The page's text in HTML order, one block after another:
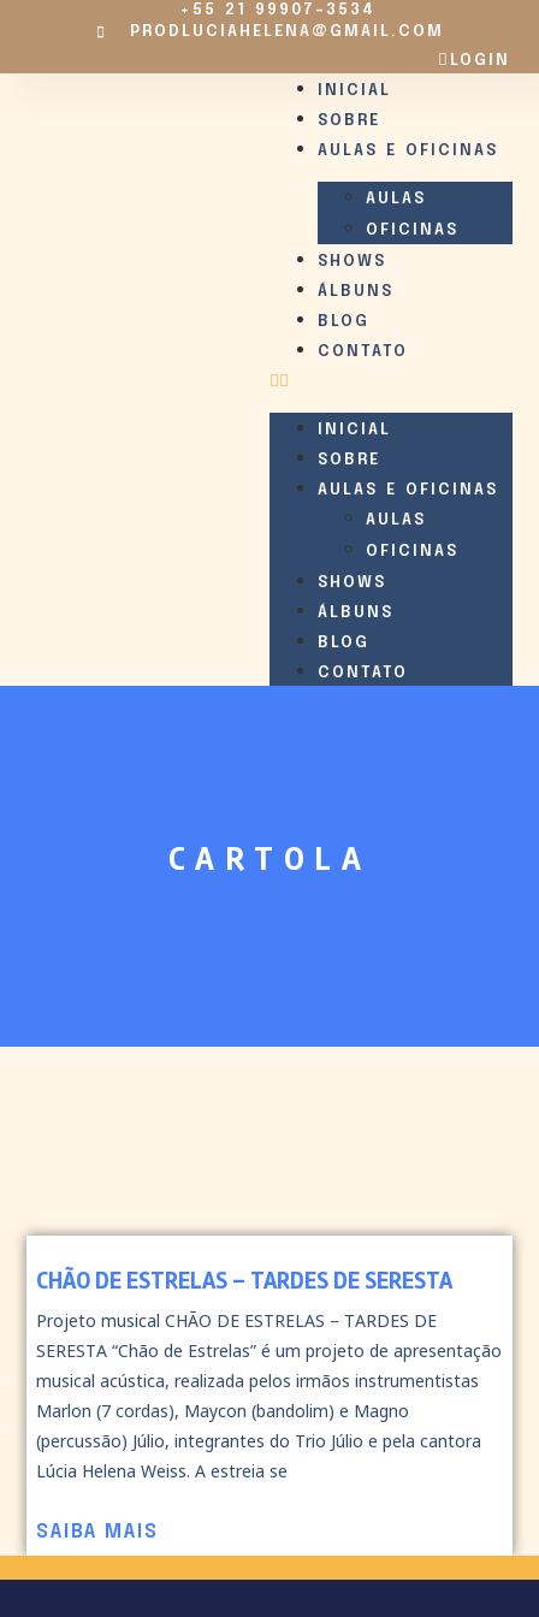
+55 21 99907-3534
PRODLUCIAHELENA@GMAIL.COM
LOGIN
INICIAL
SOBRE
AULAS E OFICINAS
AULAS
OFICINAS
SHOWS
ÁLBUNS
BLOG
CONTATO
INICIAL
SOBRE
AULAS E OFICINAS
AULAS
OFICINAS
SHOWS
ÁLBUNS
BLOG
CONTATO
CARTOLA
CHÃO DE ESTRELAS – TARDES DE SERESTA
Projeto musical CHÃO DE ESTRELAS – TARDES DE
SERESTA “Chão de Estrelas” é um projeto de apresentação
musical acústica, realizada pelos irmãos instrumentistas
Marlon (7 cordas), Maycon (bandolim) e Magno
(percussão) Júlio, integrantes do Trio Júlio e pela cantora
Lúcia Helena Weiss. A estreia se
SAIBA MAIS